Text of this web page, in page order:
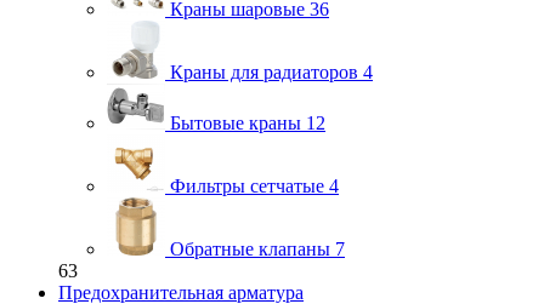
Краны шаровые 36
Краны для радиаторов 4
Бытовые краны 12
Фильтры сетчатые 4
Обратные клапаны 7
63
Предохранительная арматура